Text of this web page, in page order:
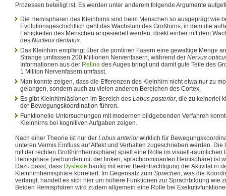
Prozessen beteiligt ist. Es werden unter anderem folgende Argumente
Die Hemisphären des Kleinhirns sind beim Menschen so ausgeprägt wie
Evolutionsgeschichtlich geht das Wachstum des Großhirns, in dem die
Fähigkeiten des Menschen angesiedelt werden, direkt einher mit dem
des Nucleus dentatus.
Das Kleinhirn empfängt über die pontinen Fasern eine gewaltige Menge
Stränge umfassen 200 Millionen Nervenfasern, während der Nervus
Informationen aus der Retina des Auges bringt und damit gute Teile des
1 Million Nervenfasern umfasst.
Man konnte zeigen, dass die Efferenzen des Kleinhirn nicht etwa nur zu
gelangen, sondern auch zu vielen anderen Bereichen des Cortex.
Es gibt Kleinhirnläsionen im Bereich des Lobus posterior, die zu keinerlei
der Bewegungskoordination führen.
Funktionelle Untersuchungen mit modernen bildgebenden Verfahren
Kleinhirns bei kognitiven Aufgaben zeigen.
Nach einer Theorie ist nur der Lobus anteriorwirklich für
unteren Vermis Einfluss auf Affekt und Verhalten zugeschrieben werden.
mit der rechten Großhirnhemisphäre) spielt eine Rolle im visuell-räumlichen
Hemisphäre (verbunden mit der linken, sprachdominanten Hemisphäre) ist
Dazu passt, dass Dyslexie häufig mit einer Beeinträchtigung der Aktivität in
Kleinhirnhemisphäre korreliert. Im Gegensatz zum Sprechen, was die
verlangt, handelt es sich hier um höhere Funktionen zur Sprachbildung wie
Beiden Hemisphären wird zudem allgemein eine Rolle bei